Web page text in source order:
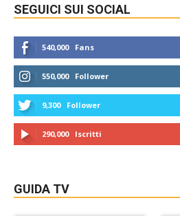
SEGUICI SUI SOCIAL
540,000 Fans
550,000 Follower
9,300 Follower
290,000 Iscritti
GUIDA TV